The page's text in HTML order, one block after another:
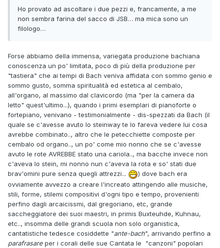
Ho provato ad ascoltare i due pezzi e, francamente, a me
non sembra farina del sacco di JSB… ma mica sono un
filologo…
Forse abbiamo della immensa, variegata produzione bachiana
conoscenza un po' limitata, poco di più della produzione per
"tastiera" che ai tempi di Bach veniva affidata con sommo genio e
sommo gusto, somma spiritualità ed estetica al cembalo,
all'organo, al massimo dal clavicordo (ma "per la camera da
letto" quest'ultimo...), quando i primi esemplari di pianoforte o
fortepiano, venivano - testimonialmente - dis-spezzati da Bach (il
quale se c'avesse avuto lo steinway te lo fareva vedere lui cosa
avrebbe combinato.., altro che le petecchiette composte per
cembalo od organo.., un po' come mio nonno che se c'avesse
avuto le rote AVREBBE stato una cariola.., ma bacche invece non
c'aveva lo stein, mi nonno nun c'aveva la rota e so' stati due
brav'omini pure senza quegli attrezzi...
) dove bach era
ovviamente avvezzo a creare l'increato attingendo alle musiche,
stili, forme, stilemi compositivi d'ogni tipo e tempo, provenienti
perfino dagli arcaicissmi, dal gregoriano, etc, grande
saccheggiatore dei suoi maestri, in primis Buxteuhde, Kuhnau,
etc.., insomma delle grandi scuola non solo organistica,
cantatistiche tedesce cosiddette "ante-bach", arrivando perfino a
parafrasare per i corali delle sue Cantata le "canzoni" popolari